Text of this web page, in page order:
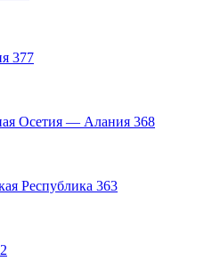
377
Осетия — Алания 368
Республика 363